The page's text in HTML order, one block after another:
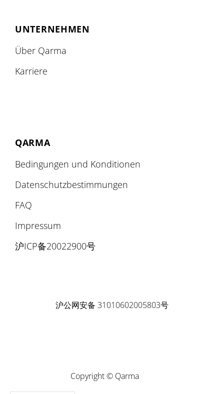
UNTERNEHMEN
Über Qarma
Karriere
QARMA
Bedingungen und Konditionen
Datenschutzbestimmungen
FAQ
Impressum
沪ICP备20022900号
沪公网安备 31010602005803号
Copyright © Qarma